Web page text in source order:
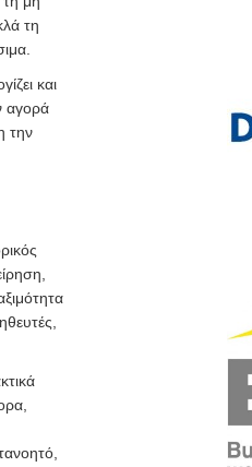
τη
και
αγορά
την